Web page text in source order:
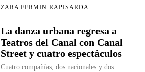
ZARA FERMIN RAPISARDA
La danza urbana regresa a
Teatros del Canal con Canal
Street y cuatro espectáculos
Cuatro compañías, dos nacionales y dos